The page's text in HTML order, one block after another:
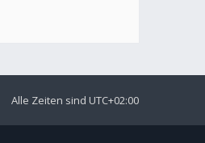
Alle Zeiten sind UTC+02:00